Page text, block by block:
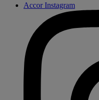
Accor Instagram